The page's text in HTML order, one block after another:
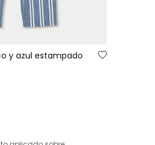
y azul estampado